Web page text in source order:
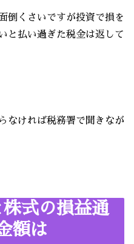
倒くさいですが投資で損を
と払い過ぎた税金は返して
なければ税務署で聞きなが
式の損益通
額は